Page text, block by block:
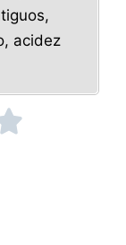
acidez